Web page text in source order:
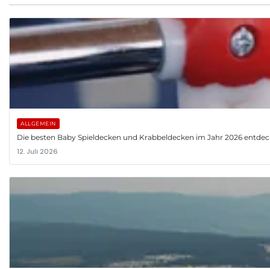
ALLGEMEIN
Die besten Baby Spieldecken und Krabbeldecken im Jahr 2026
12. Juli 2026